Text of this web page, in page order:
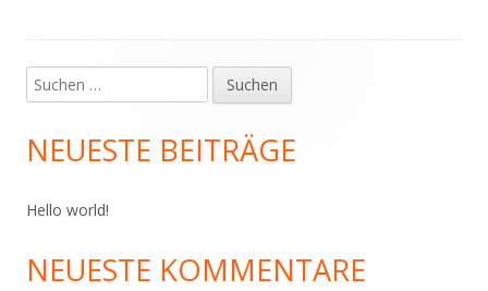
Haupt-
Seitenleiste
Suchen
nach:
NEUESTE BEITRÄGE
Hello world!
NEUESTE KOMMENTARE